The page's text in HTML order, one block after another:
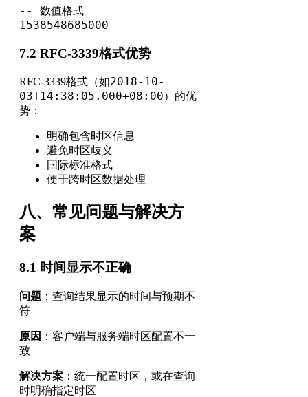
-- 数值格式
1538548685000
7.2 RFC-3339格式优势
RFC-3339格式（如2018-10-
03T14:38:05.000+08:00）的优
势：
明确包含时区信息
避免时区歧义
国际标准格式
便于跨时区数据处理
八、常见问题与解决方
案
8.1 时间显示不正确
问题 ：查询结果显示的时间与预期不
符
原因 ：客户端与服务端时区配置不一
致
解决方案 ：统一配置时区，或在查询
时明确指定时区